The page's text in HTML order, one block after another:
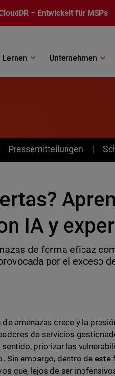
– Entwickelt für MSPs
Lernen Unternehmen
Pressemitteilungen
IA y
de forma eficaz
por el exceso
de amenazas crece y la
de servicios
priorizar las
Sin embargo, dentro de
que, lejos de ser